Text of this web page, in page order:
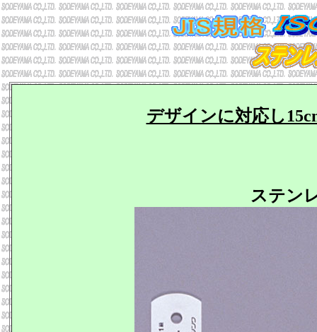
デザインに対応し
ステン